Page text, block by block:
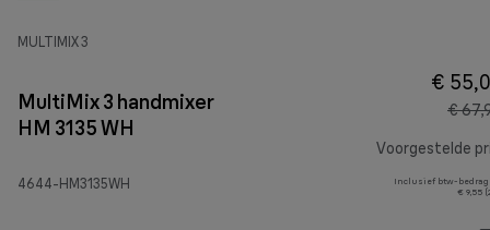
MULTIMIX 3
MultiMix 3 handmixer
HM 3135 WH
4644-HM3135WH
€
€
Voorgestelde
Inclusief btw-bedrag
€ 9,55